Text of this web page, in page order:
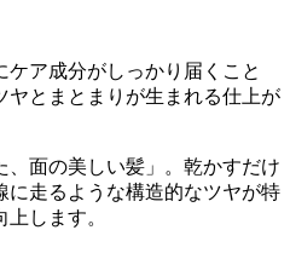
ケア成分がしっかり届くこと
ヤとまとまりが生まれる仕上が
、面の美しい髪」。乾かすだけ
に走るような構造的なツヤが特
します。